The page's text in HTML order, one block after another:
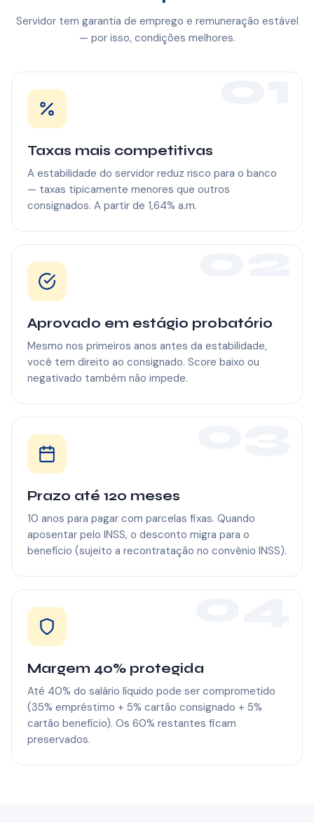
Servidor tem garantia de emprego e remuneração estável
— por isso, condições melhores.
01
Taxas mais competitivas
A estabilidade do servidor reduz risco para o banco
— taxas tipicamente menores que outros
consignados. A partir de 1,64% a.m.
02
Aprovado em estágio probatório
Mesmo nos primeiros anos antes da estabilidade,
você tem direito ao consignado. Score baixo ou
negativado também não impede.
03
Prazo até 120 meses
10 anos para pagar com parcelas fixas. Quando
aposentar pelo INSS, o desconto migra para o
benefício (sujeito a recontratação no convênio INSS).
04
Margem 40% protegida
Até 40% do salário líquido pode ser comprometido
(35% empréstimo + 5% cartão consignado + 5%
cartão benefício). Os 60% restantes ficam
preservados.